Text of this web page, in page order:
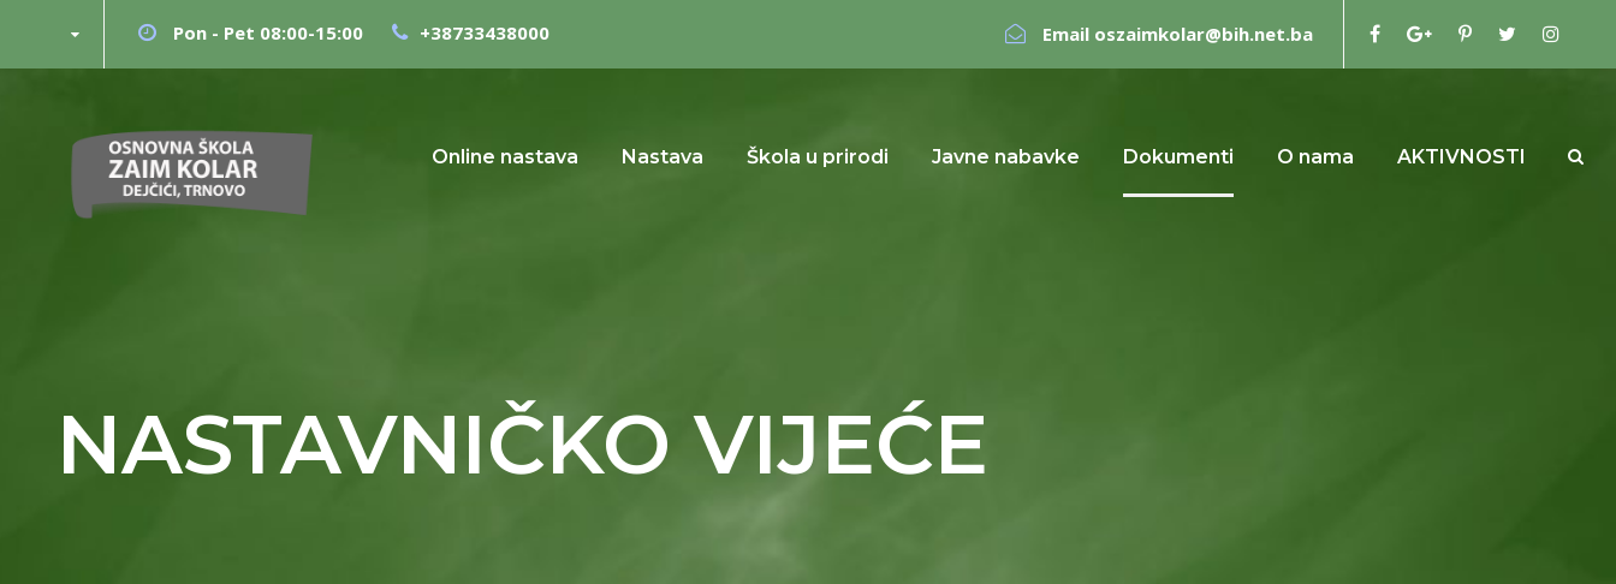
Pon - Pet 08:00-15:00 +38733438000 Email oszaimkolar@bih.net.ba
Online nastava Nastava Škola u prirodi Javne nabavke Dokumenti O nama AKTIVNOSTI
NASTAVNIČKO VIJEĆE